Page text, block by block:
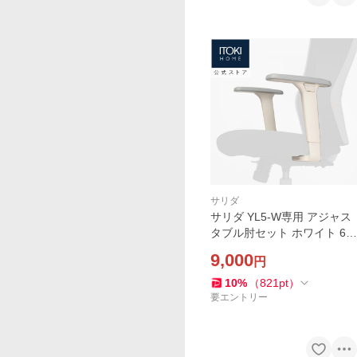
サリダ
サリダ YL5-W専用 アジャス
タブル肘セット ホワイト 6段
リウレタン製肘パッド YL5-
W-AEL まとめ買い3%オフ
9,000円
10% （821 pt）
要エントリー